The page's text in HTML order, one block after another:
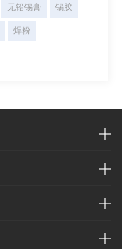
无铅锡膏 锡胶
焊粉